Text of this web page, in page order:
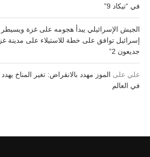
في “تيكاد 9”
الجيش الإسرائيلي يبدأ هجومه على غزة
إسرائيل توافق على خطة للاستيلاء على مدينة
جديعون 2”
علي على الموز مهدد بالانقراض: تغير المناخ
في العالم